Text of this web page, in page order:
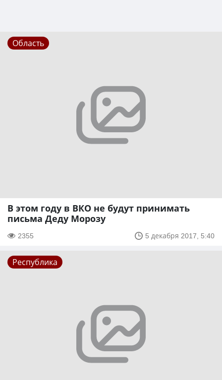
Область
В этом году в ВКО не будут принимать
письма Деду Морозу
2355 5 декабря 2017, 5:40
Республика